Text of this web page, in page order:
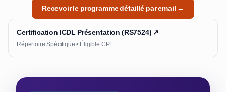
Recevoir le programme détaillé par email →
Certification ICDL Présentation (RS7524) ↗
Répertoire Spécifique • Éligible CPF